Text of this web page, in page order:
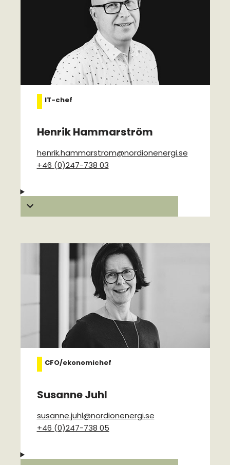
IT-chef
Henrik Hammarström
henrik.hammarstrom@nordionenergi.se
+46 (0)247-738 03
CFO/ekonomichef
Susanne Juhl
susanne.juhl@nordionenergi.se
+46 (0)247-738 05